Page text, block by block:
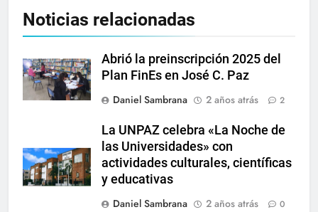
Noticias relacionadas
Abrió la preinscripción 2025 del
Plan FinEs en José C. Paz
Daniel Sambrana
2 años atrás 2
La UNPAZ celebra «La Noche de
las Universidades» con
actividades culturales, científicas
y educativas
Daniel Sambrana
2 años atrás 0